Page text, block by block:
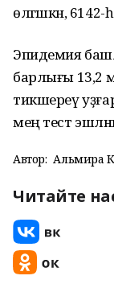
өлгәшкән, 6142-
Эпидемия
барлығы 13,2
тикшереү
мең тест
Автор: Альмира
Читайте